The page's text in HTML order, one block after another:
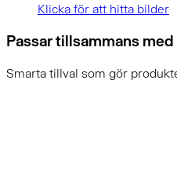
Klicka för att hitta bilder
Passar tillsammans med
Smarta tillval som gör